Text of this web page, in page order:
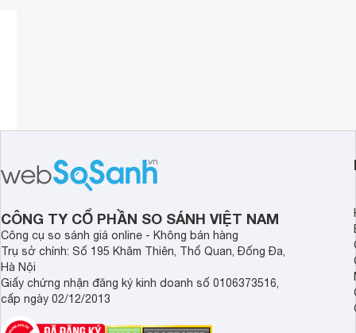
CÔNG TY CỔ PHẦN SO SÁNH VIỆT NAM
Công cụ so sánh giá online - Không bán hàng
Trụ sở chính: Số 195 Khâm Thiên, Thổ Quan, Đống Đa,
Hà Nội
Giấy chứng nhận đăng ký kinh doanh số 0106373516,
cấp ngày 02/12/2013